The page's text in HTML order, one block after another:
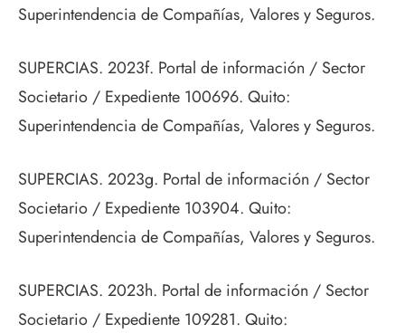
Superintendencia de Compañías, Valores y Seguros.
SUPERCIAS. 2023f. Portal de información / Sector
Societario / Expediente 100696. Quito:
Superintendencia de Compañías, Valores y Seguros.
SUPERCIAS. 2023g. Portal de información / Sector
Societario / Expediente 103904. Quito:
Superintendencia de Compañías, Valores y Seguros.
SUPERCIAS. 2023h. Portal de información / Sector
Societario / Expediente 109281. Quito: